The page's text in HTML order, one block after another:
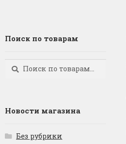
Поиск по товарам
Искать:
Поиск
Новости магазина
Без рубрики